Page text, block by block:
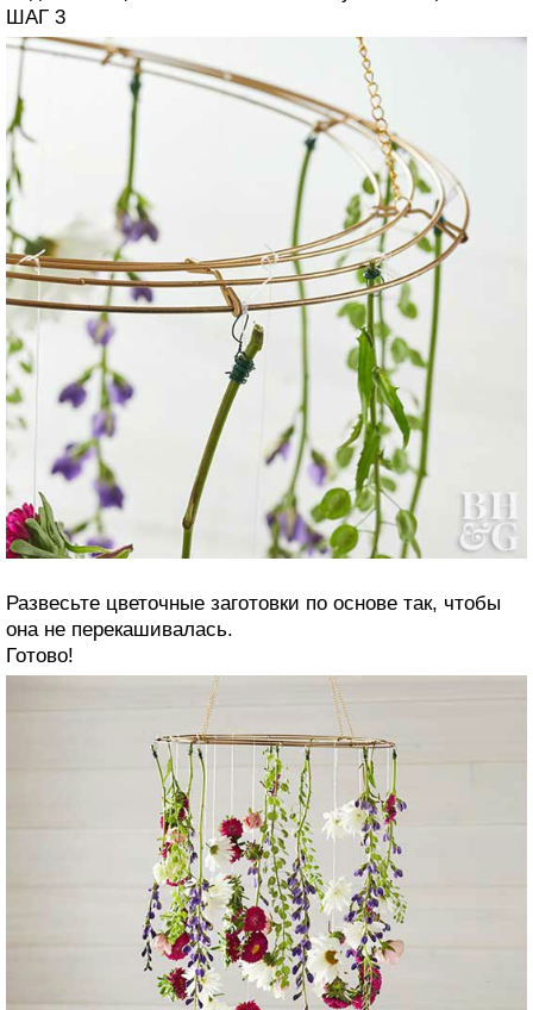
ШАГ 3
Развесьте цветочные заготовки по основе так, чтобы
она не перекашивалась.
Готово!